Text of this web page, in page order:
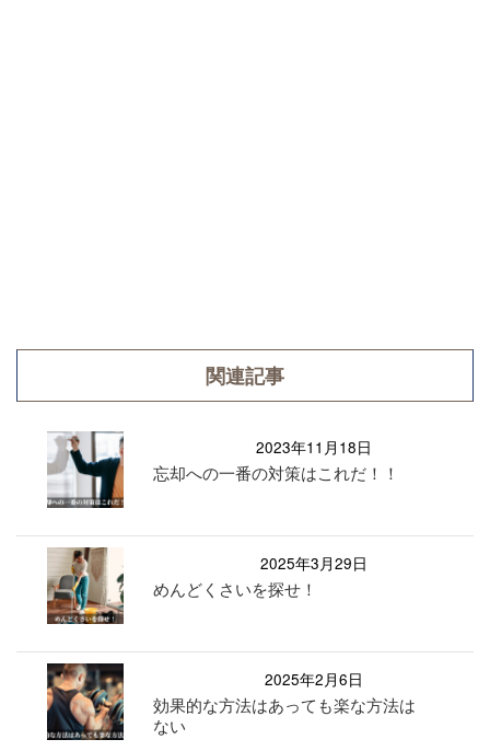
関連記事
2023年11月18日
忘却への一番の対策はこれだ！！
2025年3月29日
めんどくさいを探せ！
2025年2月6日
効果的な方法はあっても楽な方法は
ない